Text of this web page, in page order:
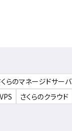
くらのマネージドサーバ
さくらのクラウド